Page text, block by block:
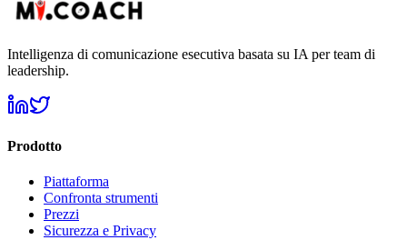
Intelligenza di comunicazione esecutiva basata su IA per team di
leadership.
Prodotto
Piattaforma
Confronta strumenti
Prezzi
Sicurezza e Privacy